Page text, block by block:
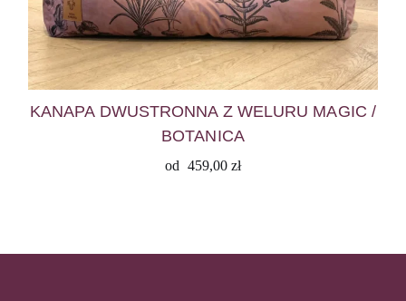
KANAPA DWUSTRONNA Z WELURU MAGIC /
BOTANICA
od 459,00 zł